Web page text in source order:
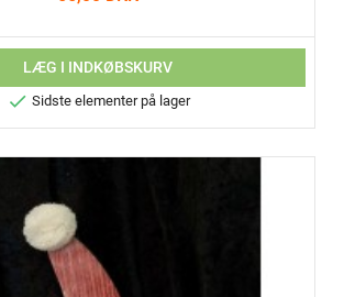
LÆG I INDKØBSKURV
 Sidste elementer på lager